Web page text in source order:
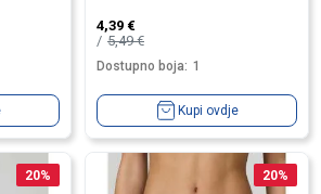
4,39 €
5,49€
Dostupno boja: 1
Kupi ovdje
20% 20%